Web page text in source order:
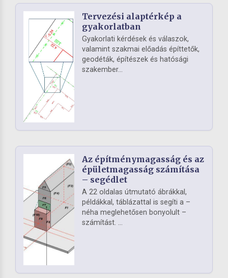
Tervezési alaptérkép a
gyakorlatban
Gyakorlati kérdések és válaszok,
valamint szakmai előadás építtetők,
geodéták, építészek és hatósági
szakember...
Az építménymagasság és az
épületmagasság számítása
– segédlet
A 22 oldalas útmutató ábrákkal,
példákkal, táblázattal is segíti a –
néha meglehetősen bonyolult –
számítást. ...